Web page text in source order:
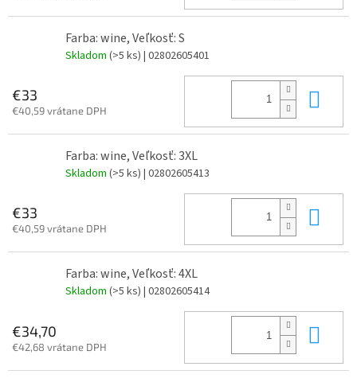
Farba: wine, Veľkosť: S
Skladom (>5 ks) | 02802605401
€33
€40,59 vrátane DPH
Farba: wine, Veľkosť: 3XL
Skladom (>5 ks) | 02802605413
€33
€40,59 vrátane DPH
Farba: wine, Veľkosť: 4XL
Skladom (>5 ks) | 02802605414
€34,70
€42,68 vrátane DPH